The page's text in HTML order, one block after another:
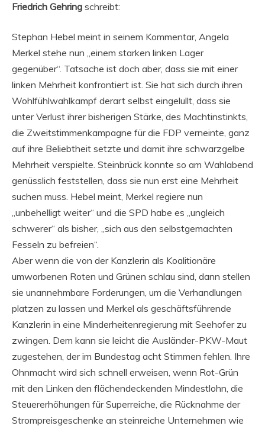
Friedrich Gehring schreibt:
Stephan Hebel meint in seinem Kommentar, Angela
Merkel stehe nun „einem starken linken Lager
gegenüber“. Tatsache ist doch aber, dass sie mit einer
linken Mehrheit konfrontiert ist. Sie hat sich durch ihren
Wohlfühlwahlkampf derart selbst eingelullt, dass sie
unter Verlust ihrer bisherigen Stärke, des Machtinstinkts,
die Zweitstimmenkampagne für die FDP verneinte, ganz
auf ihre Beliebtheit setzte und damit ihre schwarzgelbe
Mehrheit verspielte. Steinbrück konnte so am Wahlabend
genüsslich feststellen, dass sie nun erst eine Mehrheit
suchen muss. Hebel meint, Merkel regiere nun
„unbehelligt weiter“ und die SPD habe es „ungleich
schwerer“ als bisher, „sich aus den selbstgemachten
Fesseln zu befreien“.
Aber wenn die von der Kanzlerin als Koalitionäre
umworbenen Roten und Grünen schlau sind, dann stellen
sie unannehmbare Forderungen, um die Verhandlungen
platzen zu lassen und Merkel als geschäftsführende
Kanzlerin in eine Minderheitenregierung mit Seehofer zu
zwingen. Dem kann sie leicht die Ausländer-PKW-Maut
zugestehen, der im Bundestag acht Stimmen fehlen. Ihre
Ohnmacht wird sich schnell erweisen, wenn Rot-Grün
mit den Linken den flächendeckenden Mindestlohn, die
Steuererhöhungen für Superreiche, die Rücknahme der
Strompreisgeschenke an steinreiche Unternehmen wie